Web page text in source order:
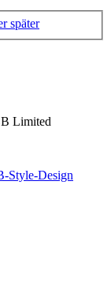
später
Limited
Style-Design